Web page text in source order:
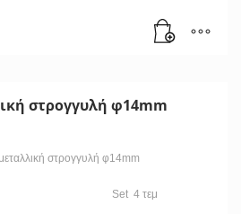
στρογγυλή φ14mm
στρογγυλή φ14mm
τεμ